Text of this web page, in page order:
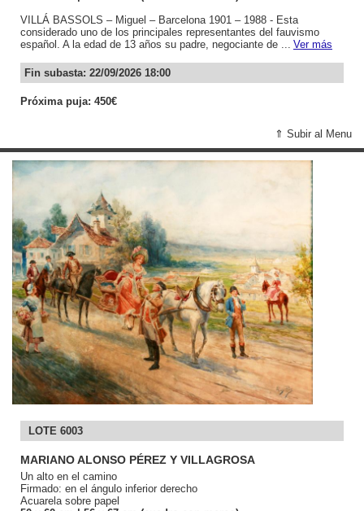
VILLÁ BASSOLS – Miguel – Barcelona 1901 – 1988 - Esta
considerado uno de los principales representantes del fauvismo
español. A la edad de 13 años su padre, negociante de ...
Ver más
Fin subasta: 22/09/2026 18:00
Próxima puja: 450€
⇑ Subir al Menu
LOTE 6003
MARIANO ALONSO PÉREZ Y VILLAGROSA
Un alto en el camino
Firmado: en el ángulo inferior derecho
Acuarela sobre papel